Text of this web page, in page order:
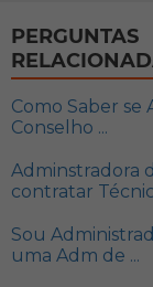
PERGUNTAS
Como Saber se
Conselho ...
Adminstradora
contratar
Sou
uma Adm de ...